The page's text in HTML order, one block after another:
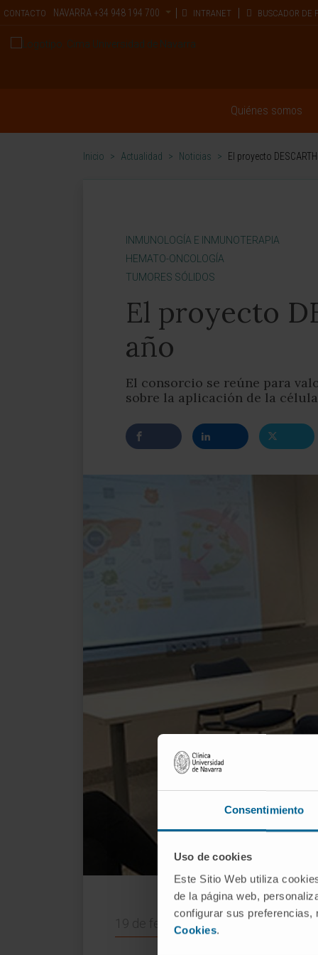
Consentimiento
Uso de cookies
Este Sitio Web utiliza
de la página web,
configurar sus preferencias,
Cookies.
CONTACTO NAVARRA +34 948 194 700 INTRANET BUSCADOR DE
Quiénes somos
Inicio > Actualidad > Noticias > El proyecto
INMUNOLOGÍA E INMUNOTERAPIA
HEMATO-ONCOLOGÍA
TUMORES SÓLIDOS
El proyecto
año
El consorcio se reúne para
sobre la aplicación de la
19 de febrero de 2020